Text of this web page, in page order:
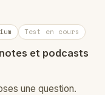
Test en cours
et podcasts
une question.